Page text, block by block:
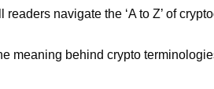
readers navigate the ‘A to Z’ of
meaning behind crypto